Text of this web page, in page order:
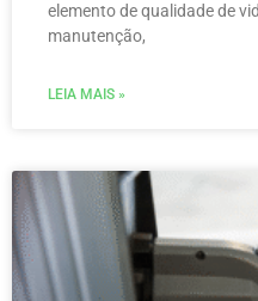
elemento de qualidade de
manutenção,
LEIA MAIS »